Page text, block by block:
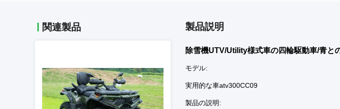
関連製品 製品説明
除雪機UTV/Utility様式車の四輪駆動車/青と
モデル:
実用的な車atv300CC09
製品の説明: